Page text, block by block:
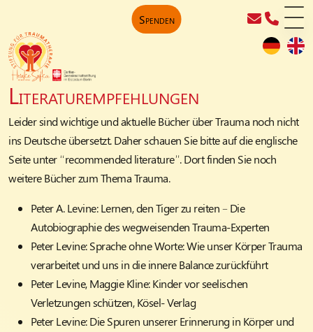
Spenden
Literaturempfehlungen
Leider sind wichtige und aktuelle Bücher über Trauma noch nicht
ins Deutsche übersetzt. Daher schauen Sie bitte auf die englische
Seite unter “recommended literature”. Dort finden Sie noch
weitere Bücher zum Thema Trauma.
Peter A. Levine:Lernen, den Tiger zu reiten – Die
Autobiographie des wegweisenden Trauma-Experten
Peter Levine: Sprache ohne Worte: Wie unser Körper Trauma
verarbeitet und uns in die innere Balance zurückführt
Peter Levine, Maggie Kline: Kinder vor seelischen
Verletzungen schützen, Kösel- Verlag
Peter Levine:Die Spuren unserer Erinnerung in Körper und